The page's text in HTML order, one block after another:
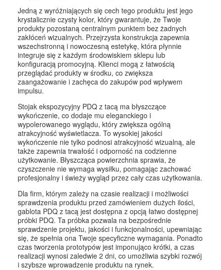
Jedną z wyróżniających się cech tego produktu jest jego
krystalicznie czysty kolor, który gwarantuje, że Twoje
produkty pozostaną centralnym punktem bez żadnych
zakłóceń wizualnych. Przejrzysta konstrukcja zapewnia
wszechstronną i nowoczesną estetykę, która płynnie
integruje się z każdym środowiskiem sklepu lub
konfiguracją promocyjną. Klienci mogą z łatwością
przeglądać produkty w środku, co zwiększa
zaangażowanie i zachęca do zakupów pod wpływem
impulsu.
Stojak ekspozycyjny PDQ z tacą ma błyszczące
wykończenie, co dodaje mu eleganckiego i
wypolerowanego wyglądu, który zwiększa ogólną
atrakcyjność wyświetlacza. To wysokiej jakości
wykończenie nie tylko podnosi atrakcyjność wizualną, ale
także zapewnia trwałość i odporność na codzienne
użytkowanie. Błyszcząca powierzchnia sprawia, że ​​
czyszczenie nie wymaga wysiłku, pomagając zachować
profesjonalny i świeży wygląd przez cały czas użytkowania.
Dla firm, którym zależy na czasie realizacji i możliwości
sprawdzenia produktu przed zamówieniem dużych ilości,
gablota PDQ z tacą jest dostępna z opcją łatwo dostępnej
próbki PDQ. Ta próbka pozwala na bezpośrednie
sprawdzenie projektu, jakości i funkcjonalności, upewniając
się, że spełnia ona Twoje specyficzne wymagania. Ponadto
czas tworzenia prototypów jest imponująco krótki, a czas
realizacji wynosi zaledwie 2 dni, co umożliwia szybki rozwój
i szybsze wprowadzenie produktu na rynek.